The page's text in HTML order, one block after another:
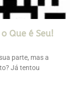
Que é Seu!
parte, mas a
Já tentou